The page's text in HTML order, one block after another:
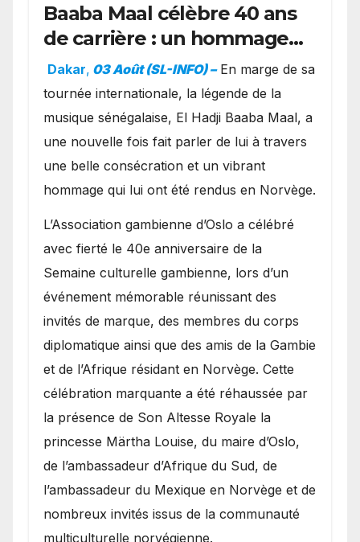
Baaba Maal célèbre 40 ans
de carrière : un hommage
exceptionnel à Oslo en
présence de la famille
royale.
Dakar, 03 Août (SL-INFO) – ​En marge de sa
tournée internationale, la légende de la
musique sénégalaise, El Hadji Baaba Maal, a
une nouvelle fois fait parler de lui à travers
une belle consécration et un vibrant
hommage qui lui ont été rendus en Norvège.
​L’Association gambienne d’Oslo a célébré
avec fierté le 40e anniversaire de la
Semaine culturelle gambienne, lors d’un
événement mémorable réunissant des
invités de marque, des membres du corps
diplomatique ainsi que des amis de la Gambie
et de l’Afrique résidant en Norvège. Cette
célébration marquante a été réhaussée par
la présence de Son Altesse Royale la
princesse Märtha Louise, du maire d’Oslo,
de l’ambassadeur d’Afrique du Sud, de
l’ambassadeur du Mexique en Norvège et de
nombreux invités issus de la communauté
multiculturelle norvégienne.